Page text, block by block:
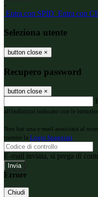
-
Entra con SPID Entra con
Seleziona utente
button close ×
Recupero password
button close ×
all'indirizzo indicato con le
Non hai una e-mail associata al
tramite la Login Spaggiari
E-mail inviata, si prega di
Errore
Chiudi